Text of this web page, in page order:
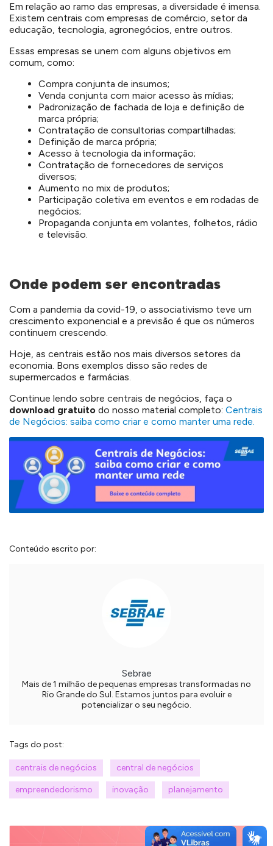
Em relação ao ramo das empresas, a diversidade é imensa.
Existem centrais com empresas de comércio, setor da
educação, tecnologia, agronegócios, entre outros.
Essas empresas se unem com alguns objetivos em
comum, como:
Compra conjunta de insumos;
Venda conjunta com maior acesso às mídias;
Padronização de fachada de loja e definição de
marca própria;
Contratação de consultorias compartilhadas;
Definição de marca própria;
Acesso à tecnologia da informação;
Contratação de fornecedores de serviços
diversos;
Aumento no mix de produtos;
Participação coletiva em eventos e em rodadas de
negócios;
Propaganda conjunta em volantes, folhetos, rádio
e televisão.
Onde podem ser encontradas
Com a pandemia da covid-19, o associativismo teve um
crescimento exponencial e a previsão é que os números
continuem crescendo.
Hoje, as centrais estão nos mais diversos setores da
economia. Bons exemplos disso são redes de
supermercados e farmácias.
Continue lendo sobre centrais de negócios, faça o
download gratuito do nosso material completo: Centrais
de Negócios: saiba como criar e como manter uma rede.
Conteúdo escrito por:
Sebrae
Mais de 1 milhão de pequenas empresas transformadas no
Rio Grande do Sul. Estamos juntos para evoluir e
potencializar o seu negócio.
Tags do post:
centrais de negócios central de negócios
empreendedorismo inovação planejamento